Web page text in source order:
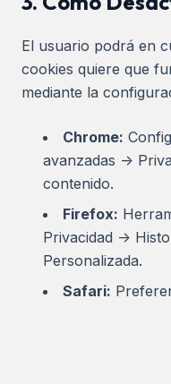
El usuario podrá en
cookies quiere que
mediante la
Chrome:
avanzadas ->
contenido.
Firefox:
Privacidad ->
Personalizada.
Safari: